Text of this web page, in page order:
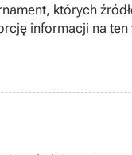
których
informacji na ten